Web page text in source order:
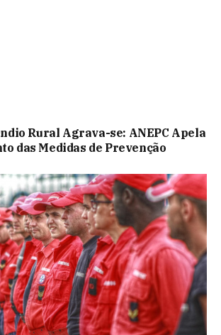
Rural Agrava-se: ANEPC Apela
das Medidas de Prevenção